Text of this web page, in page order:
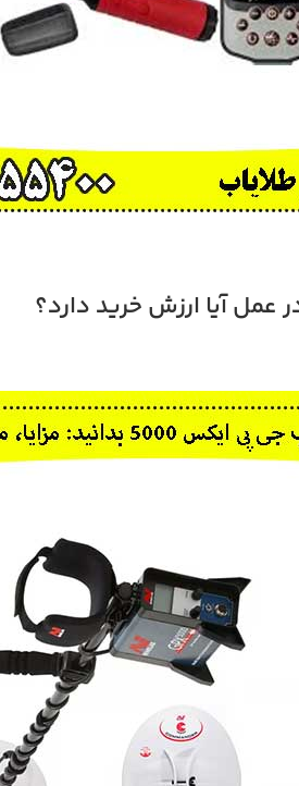
عمل آیا ارزش خرید دارد؟